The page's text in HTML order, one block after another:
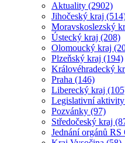
Aktuality (2902)
Jihočeský kraj
Moravskoslezský
Ústecký kraj (208)
Olomoucký kraj
Plzeňský kraj (194)
Královéhradecký
Praha (146)
Liberecký kraj
Legislativní aktivity
Pozvánky (97)
Středočeský kraj
Jednání orgánů RS